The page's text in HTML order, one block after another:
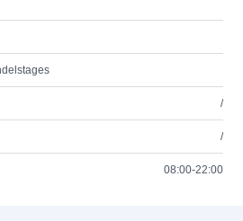
/
/
08:00-22:00